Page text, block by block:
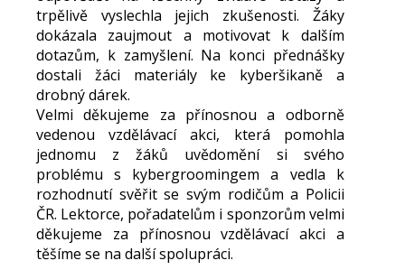
trpělivě vyslechla jejich zkušenosti. Žáky
dokázala zaujmout a motivovat k dalším
dotazům, k zamyšlení. Na konci přednášky
dostali žáci materiály ke kyberšikaně a
drobný dárek.
Velmi děkujeme za přínosnou a odborně
vedenou vzdělávací akci, která pomohla
jednomu z žáků uvědomění si svého
problému s kybergroomingem a vedla k
rozhodnutí svěřit se svým rodičům a Policii
ČR. Lektorce, pořadatelům i sponzorům velmi
děkujeme za přínosnou vzdělávací akci a
těšíme se na další spolupráci.